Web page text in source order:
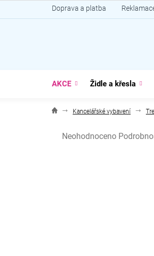
na
Doprava a platba
AKCE Židle a křesla
Kancelářské vybavení
hodnocení
Neohodnoceno